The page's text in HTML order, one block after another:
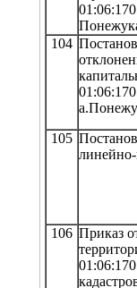
104
105
106 Приказ